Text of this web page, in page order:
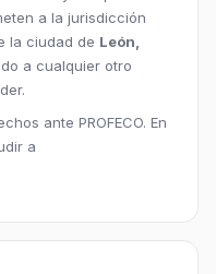
a la jurisdicción
la ciudad de León,
a cualquier otro
ante PROFECO. En
a